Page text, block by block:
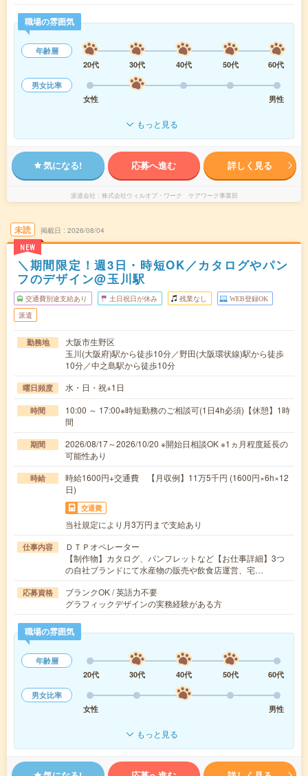
職場の雰囲気
年齢層
20代
30代 40代 50代
60代
男女比率
女性
男性
もっと見る
気になる! 応募へ進む 詳しく見る
派遣会社 株式会社ウィルオブ・ワーク ケアワーク事業部
未読
NEW
掲載日 2026/08/04
＼期間限定！週3日・時短OK／カタログやパン
フのデザイン@玉川駅
交通費別途支給あり 土日祝日が休み 残業なし WEB登録OK
派遣
勤務地
大阪市生野区
玉川(大阪府)駅から徒歩10分／野田(大阪環状線)駅から徒歩
10分／中之島駅から徒歩10分
曜日頻度 水・日・祝+1日
時間
10:00 ～ 17:00※時短勤務のご相談可(1日4h必須)【休憩】1時
間
期間
2026/08/17～2026/10/20 ※開始日相談OK ※1ヵ月程度延長の
可能性あり
時給
時給1600円+交通費 【月収例】11万5千円 (1600円×6h×12
日)
交通費
当社規定により月3万円まで支給あり
仕事内容
ＤＴＰオペレーター
【制作物】カタログ、パンフレットなど【お仕事詳細】3つ
の自社ブランドにて水産物の販売や飲食店運営、宅…
応募資格
ブランクOK / 英語力不要
グラフィックデザインの実務経験がある方
職場の雰囲気
年齢層
20代
30代 40代 50代
60代
男女比率
女性
男性
もっと見る